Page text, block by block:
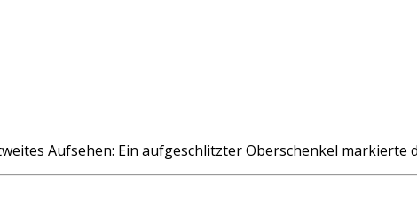
Aufsehen: Ein aufgeschlitzter Oberschenkel